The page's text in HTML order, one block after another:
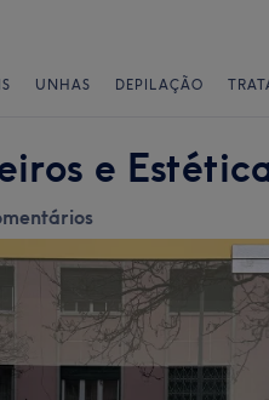
UNHAS DEPILAÇÃO
e